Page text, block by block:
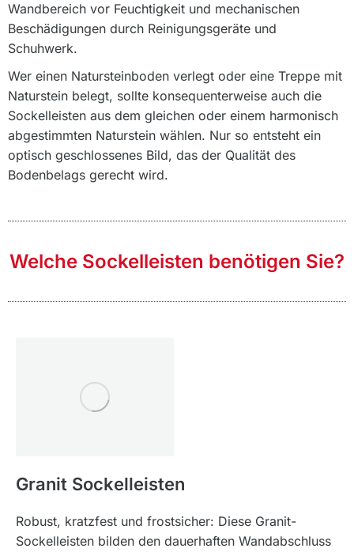
Wandbereich vor Feuchtigkeit und mechanischen
Beschädigungen durch Reinigungsgeräte und
Schuhwerk.
Wer einen Natursteinboden verlegt oder eine Treppe mit
Naturstein belegt, sollte konsequenterweise auch die
Sockelleisten aus dem gleichen oder einem harmonisch
abgestimmten Naturstein wählen. Nur so entsteht ein
optisch geschlossenes Bild, das der Qualität des
Bodenbelags gerecht wird.
Welche Sockelleisten benötigen Sie?
Granit Sockelleisten
Robust, kratzfest und frostsicher: Diese Granit-
Sockelleisten bilden den dauerhaften Wandabschluss